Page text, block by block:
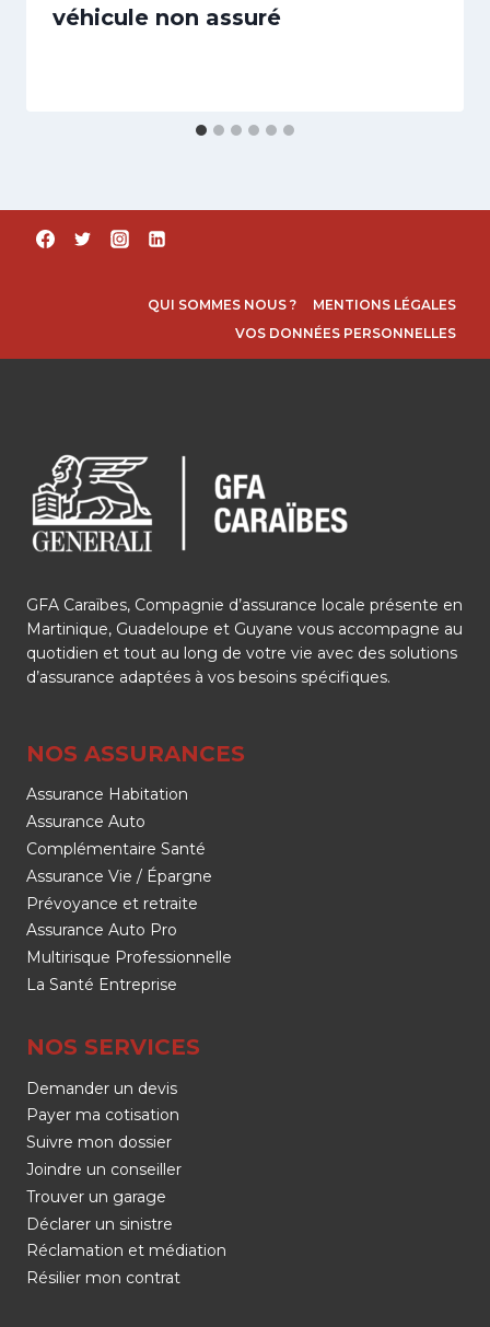
véhicule non assuré
QUI SOMMES NOUS ?
MENTIONS LÉGALES
VOS DONNÉES PERSONNELLES
GFA Caraïbes, Compagnie d’assurance locale présente en
Martinique, Guadeloupe et Guyane vous accompagne au
quotidien et tout au long de votre vie avec des solutions
d’assurance adaptées à vos besoins spécifiques.
NOS ASSURANCES
Assurance Habitation
Assurance Auto
Complémentaire Santé
Assurance Vie / Épargne
Prévoyance et retraite
Assurance Auto Pro
Multirisque Professionnelle
La Santé Entreprise
NOS SERVICES
Demander un devis
Payer ma cotisation
Suivre mon dossier
Joindre un conseiller
Trouver un garage
Déclarer un sinistre
Réclamation et médiation
Résilier mon contrat